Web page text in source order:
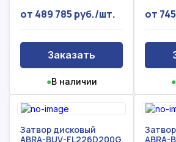
от 489 785 руб./шт.
Заказать
●В наличии
от
●
Затвор дисковый
ABRA-BUV-FL226D200G
ABRA-